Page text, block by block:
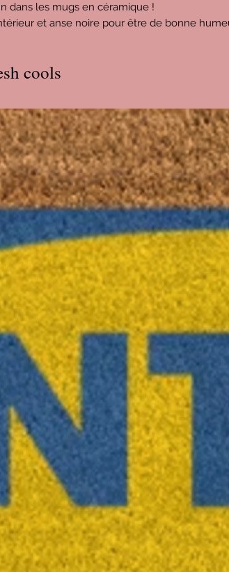
dans les mugs en céramique !
et anse noire pour être de bonne
cools